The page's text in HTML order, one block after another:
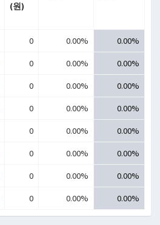
(원)
0 0.00% 0.00%
0 0.00% 0.00%
0 0.00% 0.00%
0 0.00% 0.00%
0 0.00% 0.00%
0 0.00% 0.00%
0 0.00% 0.00%
0 0.00% 0.00%